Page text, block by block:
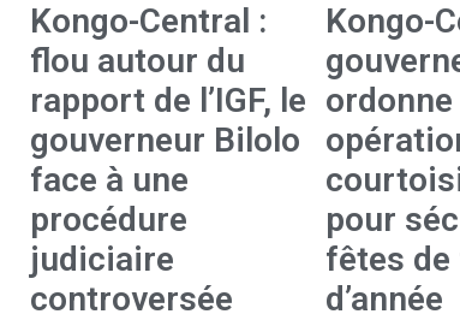
Kongo-Central :
flou autour du
rapport de l’IGF, le
gouverneur Bilolo
face à une
procédure
judiciaire
controversée
Kongo-
ordonne
pour
fêtes de
d’année